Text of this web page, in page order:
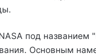
под названием
Основным